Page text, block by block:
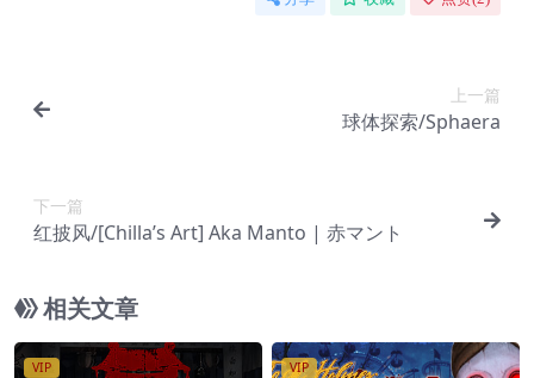
上一篇
球体探索/Sphaera
下一篇
红披风/[Chilla’s Art] Aka Manto | 赤マント
相关文章
VIP VIP